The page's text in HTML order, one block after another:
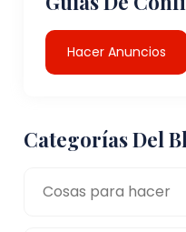
Hacer Anuncios
Categorías Del
Cosas para hacer